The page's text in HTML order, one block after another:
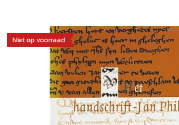
Niet op voorraad